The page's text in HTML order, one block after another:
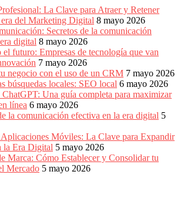
La Clave para Atraer y Retener
del Marketing Digital 8 mayo 2026
Secretos de la comunicación
digital 8 mayo 2026
el futuro: Empresas de tecnología que van
7 mayo 2026
negocio con el uso de un CRM 7 mayo 2026
búsquedas locales: SEO local 6 mayo 2026
Una guía completa para maximizar
línea 6 mayo 2026
la comunicación efectiva en la era digital 5
Móviles: La Clave para Expandir
la Era Digital 5 mayo 2026
Marca: Cómo Establecer y Consolidar tu
Mercado 5 mayo 2026